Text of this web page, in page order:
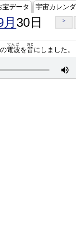
宝データ 宇宙カレン
30日 >
の電波
でんぱ
を音
おと
にしました。